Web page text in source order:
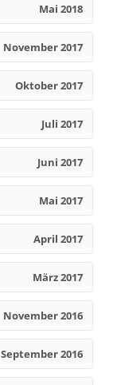
Mai 2018
November 2017
Oktober 2017
Juli 2017
Juni 2017
Mai 2017
April 2017
März 2017
November 2016
September 2016